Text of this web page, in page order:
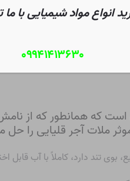
که همانطور که از
ملات آجر قلیایی را حل
انواع مواد شیمیایی با
۰۹۹۴۱۴۱۳۶۳۰